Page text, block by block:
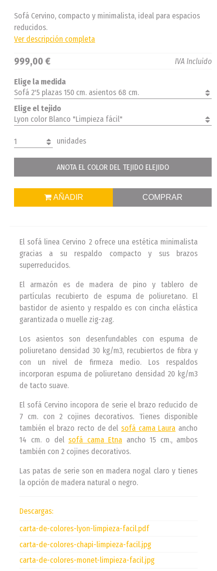
Sofá Cervino, compacto y minimalista, ideal para espacios
reducidos.
Ver descripción completa
999,00 € IVA Incluido
Elige la medida
Sofá 2'5 plazas 150 cm. asientos 68 cm.
Elige el tejido
Lyon color Blanco "Limpieza fácil"
1 unidades
ANOTA EL COLOR DEL TEJIDO ELEJIDO
AÑADIR COMPRAR
El sofá linea Cervino 2 ofrece una estética minimalista
gracias a su respaldo compacto y sus brazos
superreducidos.
El armazón es de madera de pino y tablero de
partículas recubierto de espuma de poliuretano. El
bastidor de asiento y respaldo es con cincha elástica
garantizada o muelle zig-zag.
Los asientos son desenfundables con espuma de
poliuretano densidad 30 kg/m3, recubiertos de fibra y
con un nivel de firmeza medio. Los respaldos
incorporan espuma de poliuretano densidad 20 kg/m3
de tacto suave.
El sofá Cervino incopora de serie el brazo reducido de
7 cm. con 2 cojines decorativos. Tienes disponible
también el brazo recto de del sofá cama Laura ancho
14 cm. o del sofá cama Etna ancho 15 cm., ambos
también con 2 cojines decorativos.
Las patas de serie son en madera nogal claro y tienes
la opción de madera natural o negro.
Descargas:
carta-de-colores-lyon-limpieza-facil.pdf
carta-de-colores-chapi-limpieza-facil.jpg
carta-de-colores-monet-limpieza-facil.jpg